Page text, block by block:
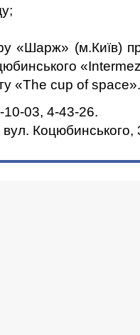
«Шарж» (м.Київ)
«The cup of space».
10-03, 4-43-26.
Коцюбинського,